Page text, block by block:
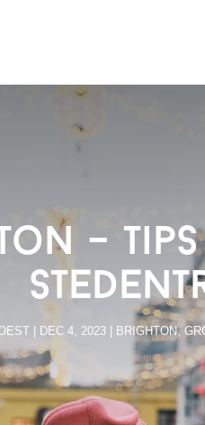
–
| DEC 4, 2023| BRIGHTON,